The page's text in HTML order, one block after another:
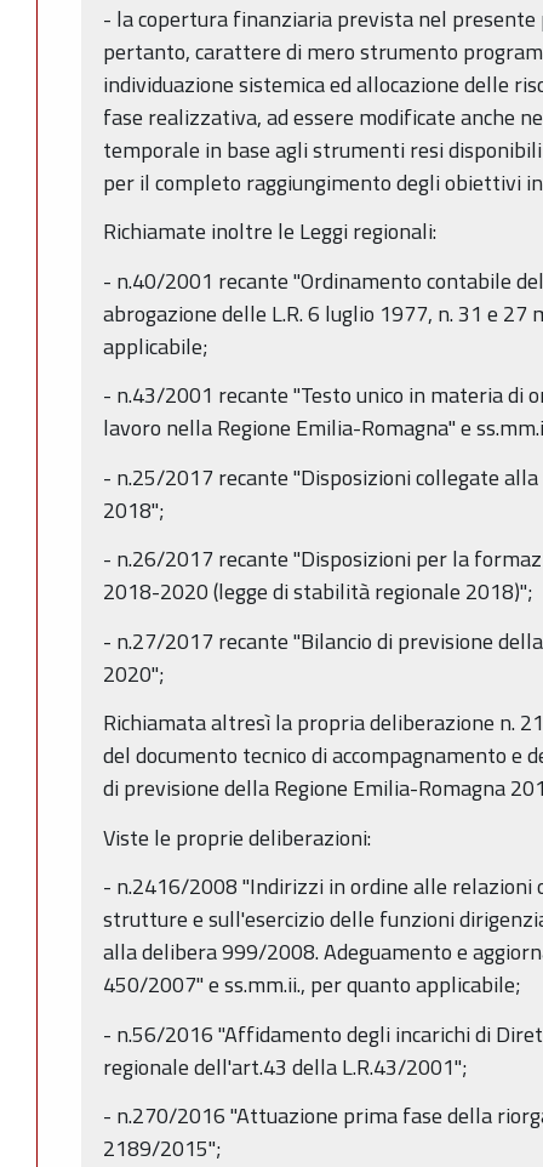
- la copertura finanziaria prevista nel
pertanto, carattere di mero strumento
individuazione sistemica ed allocazione delle
fase realizzativa, ad essere modificate anche
temporale in base agli strumenti resi
per il completo raggiungimento degli obiettivi
Richiamate inoltre le Leggi regionali:
- n.40/2001 recante "Ordinamento contabile
abrogazione delle L.R. 6 luglio 1977, n. 31 e
applicabile;
- n.43/2001 recante "Testo unico in materia di
lavoro nella Regione Emilia-Romagna" e
- n.25/2017 recante "Disposizioni collegate
2018";
- n.26/2017 recante "Disposizioni per la
2018-2020 (legge di stabilità regionale 2018)";
- n.27/2017 recante "Bilancio di previsione
2020";
Richiamata altresì la propria deliberazione n.
del documento tecnico di accompagnamento e
di previsione della Regione Emilia-Romagna
Viste le proprie deliberazioni:
- n.2416/2008 "Indirizzi in ordine alle
strutture e sull'esercizio delle funzioni
alla delibera 999/2008. Adeguamento e
450/2007" e ss.mm.ii., per quanto applicabile;
- n.56/2016 "Affidamento degli incarichi di
regionale dell'art.43 della L.R.43/2001";
- n.270/2016 "Attuazione prima fase della
2189/2015";